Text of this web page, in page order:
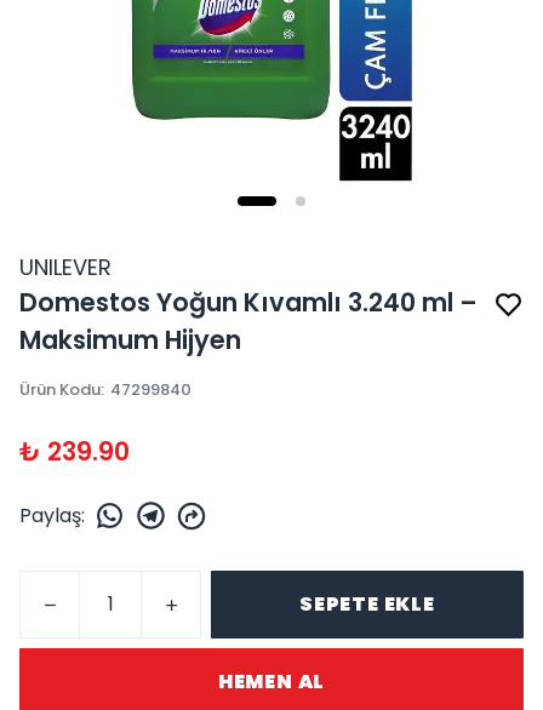
UNILEVER
Domestos Yoğun Kıvamlı 3.240 ml –
Maksimum Hijyen
Ürün Kodu: 47299840
₺ 239.90
Paylaş:
SEPETE EKLE
HEMEN AL